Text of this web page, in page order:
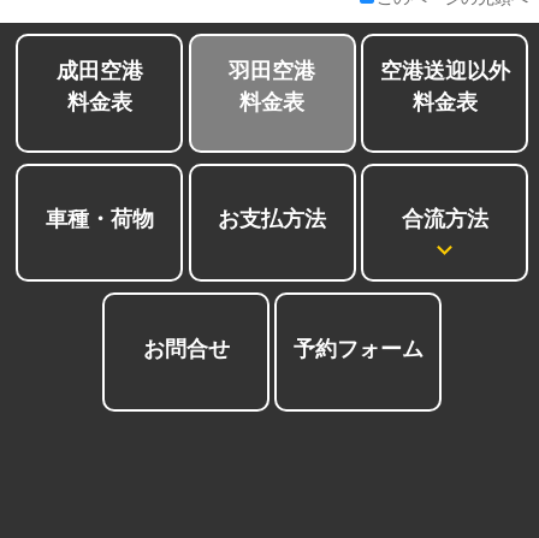
成田空港
料金表
羽田空港
料金表
空港送迎以外
料金表
車種・荷物 お支払方法 合流方法
お問合せ 予約フォーム